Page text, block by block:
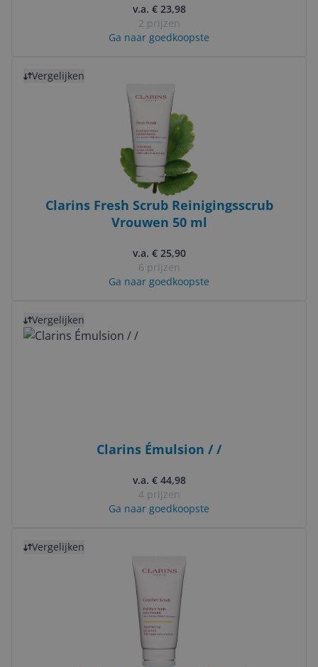
v.a. € 23,98
2 prijzen
Ga naar goedkoopste
Vergelijken
Clarins Fresh Scrub Reinigingsscrub
Vrouwen 50 ml
v.a. € 25,90
6 prijzen
Ga naar goedkoopste
Vergelijken
Clarins Émulsion / /
v.a. € 44,98
4 prijzen
Ga naar goedkoopste
Vergelijken